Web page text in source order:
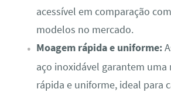
acessível em comparação
modelos no mercado.
Moagem rápida e uniforme:
aço inoxidável garantem uma
rápida e uniforme, ideal para